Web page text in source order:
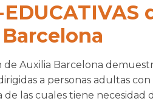
de Auxilia Barcelona
a personas adultas con
de las cuales tiene necesidad